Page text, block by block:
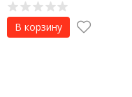
В корзину